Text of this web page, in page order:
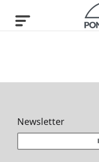
Newsletter